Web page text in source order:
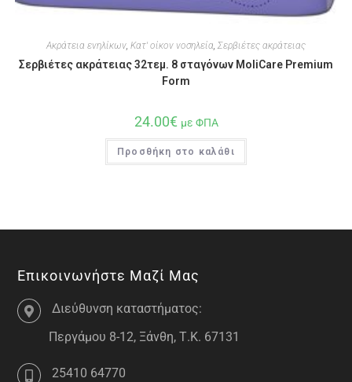
Ακράτεια ενηλίκων Κατ' οίκον νοσηλεία Σερβιέτες ακράτειας
Σερβιέτες ακράτειας 32τεμ. 8 σταγόνων MoliCare Premium
Form
24.00€ με ΦΠΑ
Προσθήκη στο καλάθι
Επικοινωνήστε Μαζί Μας
Διεύθυνση καταστήματος:
Περγάμου 8-12, Ξάνθη, Τ.Κ. 67131
25410 64770